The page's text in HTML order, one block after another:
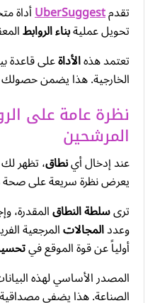
تقدمUberSuggestأداة
تحويل عمليةبناء الروابط
تعتمد هذهالأداةعلى قاعدة
الخارجية. هذا يضمن
نظرة عامة على
المرشحين
عند إدخال أينطاق، تظهر
يعرض نظرة سريعة على صحة
ترىسلطة النطاقالمقدرة،
وعددالمجالاتالمرجعية
أولياً عن قوة الموقع في
المصدر الأساسي لهذه
الصناعة. هذا يضفي